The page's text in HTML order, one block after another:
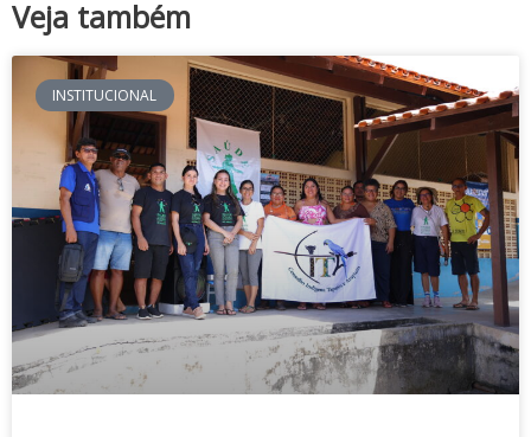
Veja também
INSTITUCIONAL